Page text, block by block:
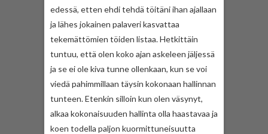
edessä, etten ehdi tehdä töitäni ihan ajallaan
ja lähes jokainen palaveri kasvattaa
tekemättömien töiden listaa. Hetkittäin
tuntuu, että olen koko ajan askeleen jäljessä
ja se ei ole kiva tunne ollenkaan, kun se voi
viedä pahimmillaan täysin kokonaan hallinnan
tunteen. Etenkin silloin kun olen väsynyt,
alkaa kokonaisuuden hallinta olla haastavaa ja
koen todella paljon kuormittuneisuutta